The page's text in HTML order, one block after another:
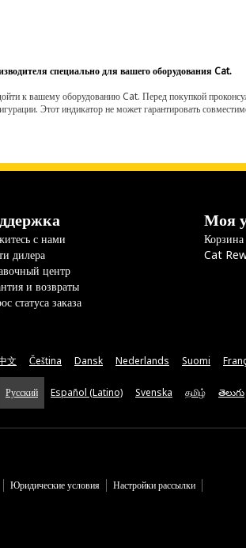
специально для вашего оборудования Cat.
к вашему оборудованию Cat. Перед покупкой
Этот индикатор не может гарантировать
с нами
дилера
центр
и возвраты
статуса заказа
Моя
Корзина
Cat
文 Čeština Dansk Nederlands Suomi
Русский Español (Latino) Svenska தமிழ் తెలుగు
Юридические условия Настройки рассылки